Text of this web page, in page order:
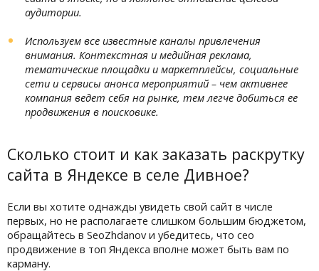
аудитории.
Используем все известные каналы привлечения
внимания. Контекстная и медийная реклама,
тематические площадки и маркетплейсы, социальные
сети и сервисы анонса мероприятий – чем активнее
компания ведет себя на рынке, тем легче добиться ее
продвижения в поисковике.
Сколько стоит и как заказать раскрутку
сайта в Яндексе в селе Дивное?
Если вы хотите однажды увидеть свой сайт в числе
первых, но не располагаете слишком большим бюджетом,
обращайтесь в SeoZhdanov и убедитесь, что сео
продвижение в топ Яндекса вполне может быть вам по
карману.